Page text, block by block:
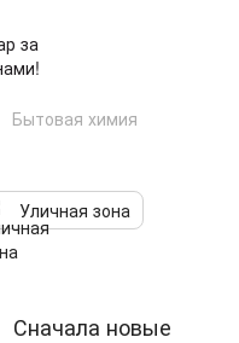
Бытовая химия
Уличная зона
Сначала новые